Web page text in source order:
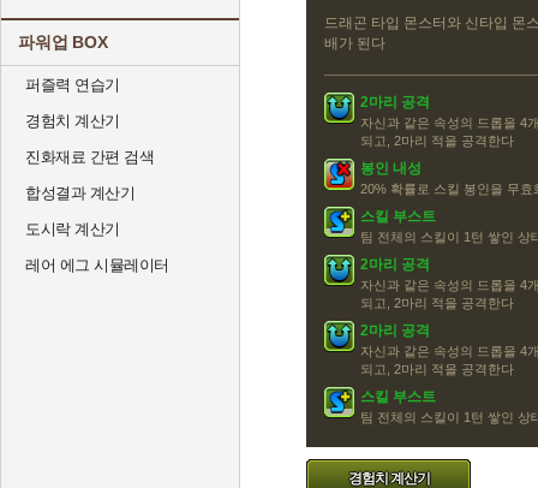
파워업 BOX
퍼즐력 연습기
경험치 계산기
진화재료 간편 검색
합성결과 계산기
도시락 계산기
레어 에그 시뮬레이터
드래곤 타입 몬스터와 신타입 몬
배가 된다
2마리 공격
자신과 같은 속성의 드롭을 4
되고, 2마리 적을 공격한다
봉인 내성
20% 확률로 스킬 봉인을 무효
스킬 부스트
팀 전체의 스킬이 1턴 쌓인 상
2마리 공격
자신과 같은 속성의 드롭을 4
되고, 2마리 적을 공격한다
2마리 공격
자신과 같은 속성의 드롭을 4
되고, 2마리 적을 공격한다
스킬 부스트
팀 전체의 스킬이 1턴 쌓인 상
경험치 계산기